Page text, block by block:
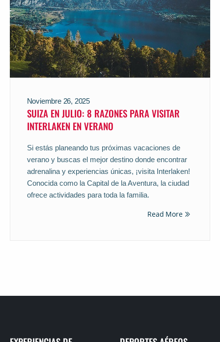
Noviembre 26, 2025
SUIZA EN JULIO: 8 RAZONES PARA VISITAR
INTERLAKEN EN VERANO
Si estás planeando tus próximas vacaciones de
verano y buscas el mejor destino donde encontrar
adrenalina y experiencias únicas, ¡visita Interlaken!
Conocida como la Capital de la Aventura, la ciudad
ofrece actividades para toda la familia.
Read More